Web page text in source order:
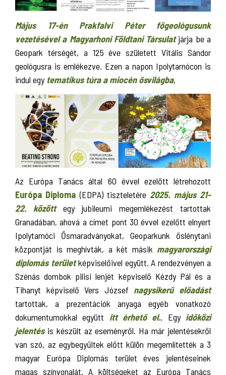
Május 17-én Prakfalvi Péter főgeológusunk
vezetésével a Magyarhoni Földtani Társulatjárja be a
Geopark térségét, a 125 éve született Vitális Sándor
geológusra is emlékezve. Ezen a napon Ipolytarnócon is
indul egy tematikus túra a miocén ősvilágba,
Az Európa Tanács által 60 évvel ezelőtt létrehozott
Európa Diploma (EDPA) tiszteletére2025. május 21-
22. közöttegy jubileumi megemlékezést tartottak
Granadában, ahová a címet pont 30 évvel ezelőtt elnyert
Ipolytarnóci Ősmaradványokat, Geoparkunk őslénytani
központját is meghívták, a két másik magyarországi
diplomás területképviselőivel együtt. A rendezvényen a
Szénás dombok pilisi lenjét képviselő Kézdy Pál és a
Tihanyt képviselő Vers József nagysikerű előadást
tartottak, a prezentációk anyaga egyéb vonatkozó
dokumentumokkal együtt itt érhető el.. Egy időközi
jelentésis készült az eseményről. Ha már jelentésekről
van szó, az egybegyűltek előtt külön megemlítették a 3
magyar Európa Diplomás terület éves jelentéseinek
magas színvonalát. A költségeket az Európa Tanács